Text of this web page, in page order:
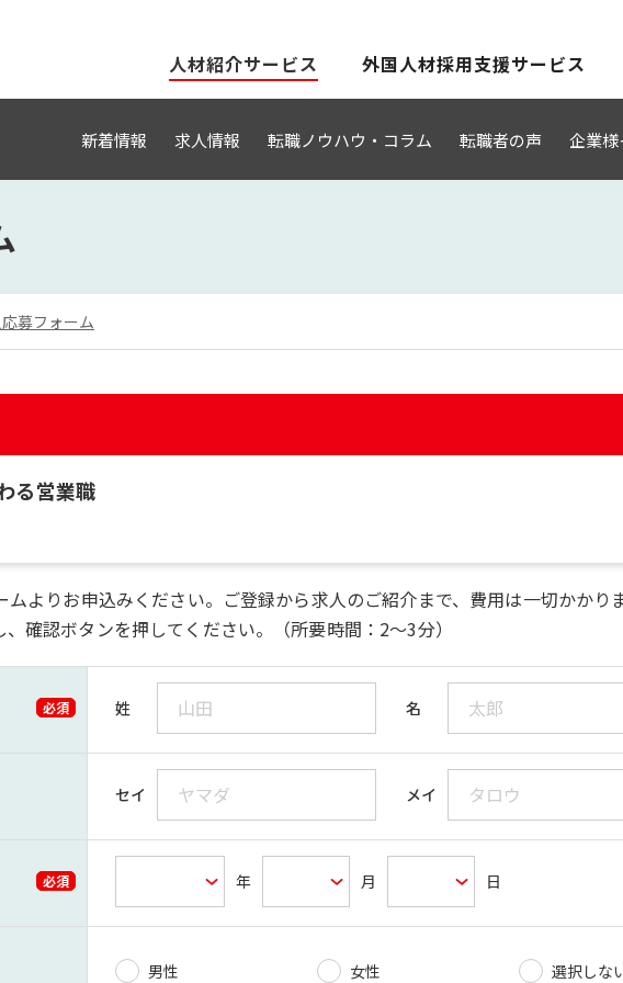
人材紹介サービス 外国人材採用支援サービス
新着情報 求人情報 転職ノウハウ・コラム 転職者の声 企業様
募フォーム
る営業職
よりお申込みください。ご登録から求人のご紹介まで、費用は一切かかり
確認ボタンを押してください。（所要時間：2～3分）
必須 姓 名
セイ メイ
必須 年 月 日
男性 女性 選択しな